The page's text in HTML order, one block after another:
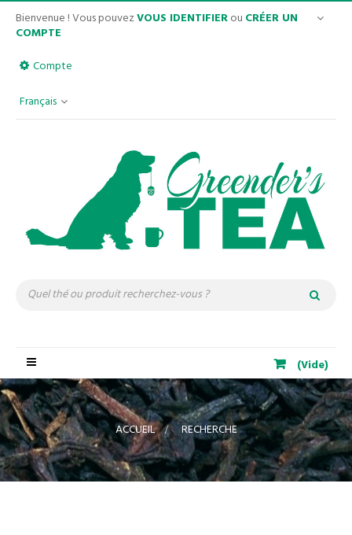
Bienvenue ! Vous pouvezVOUS IDENTIFIERou CRÉER UN
COMPTE
Compte
Français
(Vide)
Basculer
la
navigation
ACCUEIL > RECHERCHE